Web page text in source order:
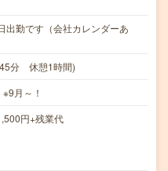
勤です（会社カレンダーあ
分 休憩1時間)
月～！
円+残業代